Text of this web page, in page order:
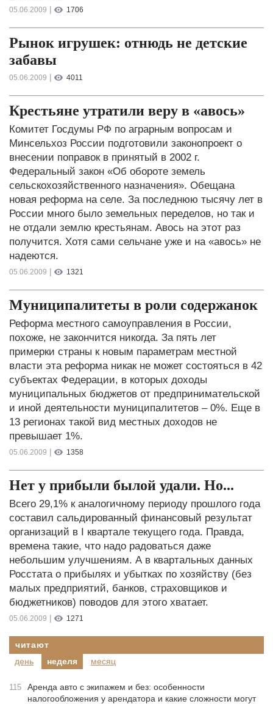
05.06.2009 | 1706
Рынок игрушек: отнюдь не детские
забавы
05.06.2009 | 4011
Крестьяне утратили веру в «авось»
Комитет Госдумы РФ по аграрным вопросам и
Минсельхоз России подготовили законопроект о
внесении поправок в принятый в 2002 г.
Федеральный закон «Об обороте земель
сельскохозяйственного назначения». Обещана
новая реформа на селе. За последнюю тысячу лет в
России много было земельных переделов, но так и
не отдали землю крестьянам. Авось на этот раз
получится. Хотя сами сельчане уже и на «авось» не
надеются.
05.06.2009 | 1321
Муниципалитеты в роли содержанок
Реформа местного самоуправления в России,
похоже, не закончится никогда. За пять лет
примерки страны к новым параметрам местной
власти эта реформа никак не может состояться в 42
субъектах Федерации, в которых доходы
муниципальных бюджетов от предпринимательской
и иной деятельности муниципалитетов – 0%. Еще в
13 регионах такой вид местных доходов не
превышает 1%.
05.06.2009 | 1358
Нет у прибыли былой удали. Но...
Всего 29,1% к аналогичному периоду прошлого года
составил сальдированный финансовый результат
организаций в I квартале текущего года. Правда,
времена такие, что надо радоваться даже
небольшим улучшениям. А в квартальных данных
Росстата о прибылях и убытках по хозяйству (без
малых предприятий, банков, страховщиков и
бюджетников) поводов для этого хватает.
05.06.2009 | 1271
читают
день
неделя месяц
115
Аренда авто с экипажем и без: особенности
налогообложения у арендатора и какие сложности могут